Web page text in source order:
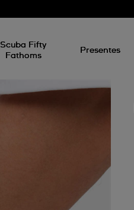
Scuba Fifty
Fathoms
Presentes